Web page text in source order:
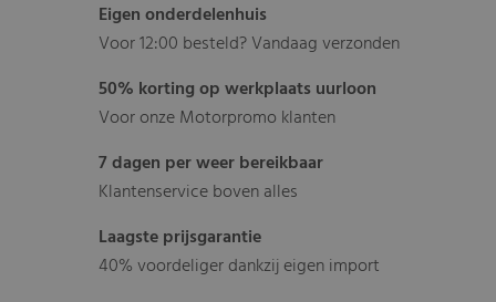
Eigen onderdelenhuis
Voor 12:00 besteld? Vandaag verzonden
50% korting op werkplaats uurloon
Voor onze Motorpromo klanten
7 dagen per weer bereikbaar
Klantenservice boven alles
Laagste prijsgarantie
40% voordeliger dankzij eigen import